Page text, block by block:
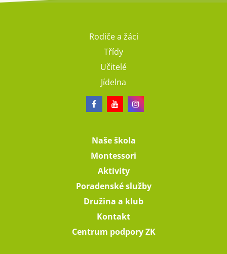
Rodiče a žáci
Třídy
Učitelé
Jídelna
Naše škola
Montessori
Aktivity
Poradenské služby
Družina a klub
Kontakt
Centrum podpory ZK